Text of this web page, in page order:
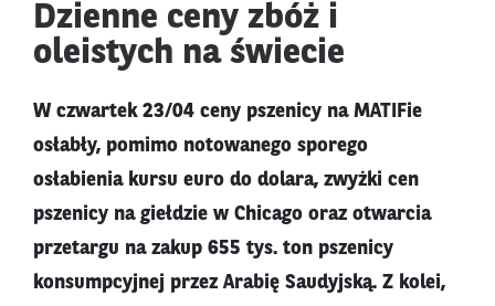
Dzienne ceny zbóż i
oleistych na świecie
W czwartek 23/04 ceny pszenicy na MATIFie
osłabły, pomimo notowanego sporego
osłabienia kursu euro do dolara, zwyżki cen
pszenicy na giełdzie w Chicago oraz otwarcia
przetargu na zakup 655 tys. ton pszenicy
konsumpcyjnej przez Arabię Saudyjską. Z kolei,